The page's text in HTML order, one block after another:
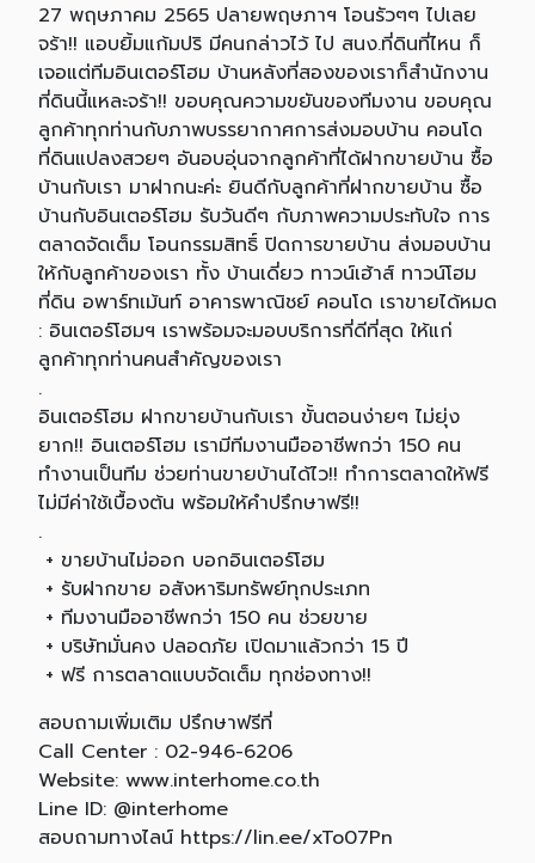
27 พฤษภาคม 2565 ปลายพฤษภาฯ โอนรัวๆๆ ไปเลย
จร้า!! แอบยิ้มแก้มปริ มีคนกล่าวไว้ ไป สนง.ที่ดินที่ไหน ก็
เจอแต่ทีมอินเตอร์โฮม บ้านหลังที่สองของเราก็สำนักงาน
ที่ดินนี้แหละจร้า!! ขอบคุณความขยันของทีมงาน ขอบคุณ
ลูกค้าทุกท่านกับภาพบรรยากาศการส่งมอบบ้าน คอนโด
ที่ดินแปลงสวยๆ อันอบอุ่นจากลูกค้าที่ได้ฝากขายบ้าน ซื้อ
บ้านกับเรา มาฝากนะค่ะ ยินดีกับลูกค้าที่ฝากขายบ้าน ซื้อ
บ้านกับอินเตอร์โฮม รับวันดีๆ กับภาพความประทับใจ การ
ตลาดจัดเต็ม โอนกรรมสิทธิ์ ปิดการขายบ้าน ส่งมอบบ้าน
ให้กับลูกค้าของเรา ทั้ง บ้านเดี่ยว ทาวน์เฮ้าส์ ทาวน์โฮม
ที่ดิน อพาร์ทเม้นท์ อาคารพาณิชย์ คอนโด เราขายได้หมด
: อินเตอร์โฮมฯ เราพร้อมจะมอบบริการที่ดีที่สุด ให้แก่
ลูกค้าทุกท่านคนสำคัญของเรา
.
อินเตอร์โฮม ฝากขายบ้านกับเรา ขั้นตอนง่ายๆ ไม่ยุ่ง
ยาก!! อินเตอร์โฮม เรามีทีมงานมืออาชีพกว่า 150 คน
ทำงานเป็นทีม ช่วยท่านขายบ้านได้ไว!! ทำการตลาดให้ฟรี
ไม่มีค่าใช้เบื้องต้น พร้อมให้คำปรึกษาฟรี!!
.
+ ขายบ้านไม่ออก บอกอินเตอร์โฮม
+ รับฝากขาย อสังหาริมทรัพย์ทุกประเภท
+ ทีมงานมืออาชีพกว่า 150 คน ช่วยขาย
+ บริษัทมั่นคง ปลอดภัย เปิดมาแล้วกว่า 15 ปี
+ ฟรี การตลาดแบบจัดเต็ม ทุกช่องทาง!!
สอบถามเพิ่มเติม ปรึกษาฟรีที่
Call Center : 02-946-6206
Website: www.interhome.co.th
Line ID: @interhome
สอบถามทางไลน์ https://lin.ee/xTo07Pn